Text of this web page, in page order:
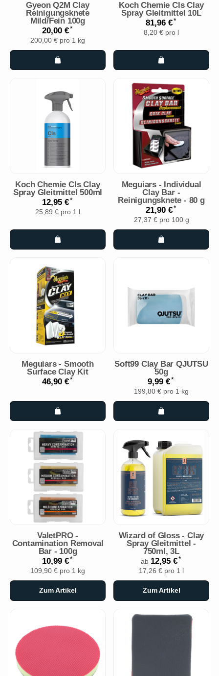
Gyeon Q2M Clay
Reinigungsknete
Mild/Fein 100g
20,00 €*
200,00 € pro 1 kg
Koch Chemie Cls Clay
Spray Gleitmittel 10L
81,96 €*
8,20 € pro l
Koch Chemie Cls Clay
Spray Gleitmittel 500ml
12,95 €*
25,89 € pro 1 l
Meguiars - Individual
Clay Bar -
Reinigungsknete - 80 g
21,90 €*
27,37 € pro 100 g
Meguiars - Smooth
Surface Clay Kit
46,90 €*
Soft99 Clay Bar QJUTSU
50g
9,99 €*
199,80 € pro 1 kg
ValetPRO -
Contamination Removal
Bar - 100g
10,99 €*
109,90 € pro 1 kg
Zum Artikel
Wizard of Gloss - Clay
Spray Gleitmittel -
750ml, 3L
ab 12,95 €*
17,26 € pro 1 l
Zum Artikel